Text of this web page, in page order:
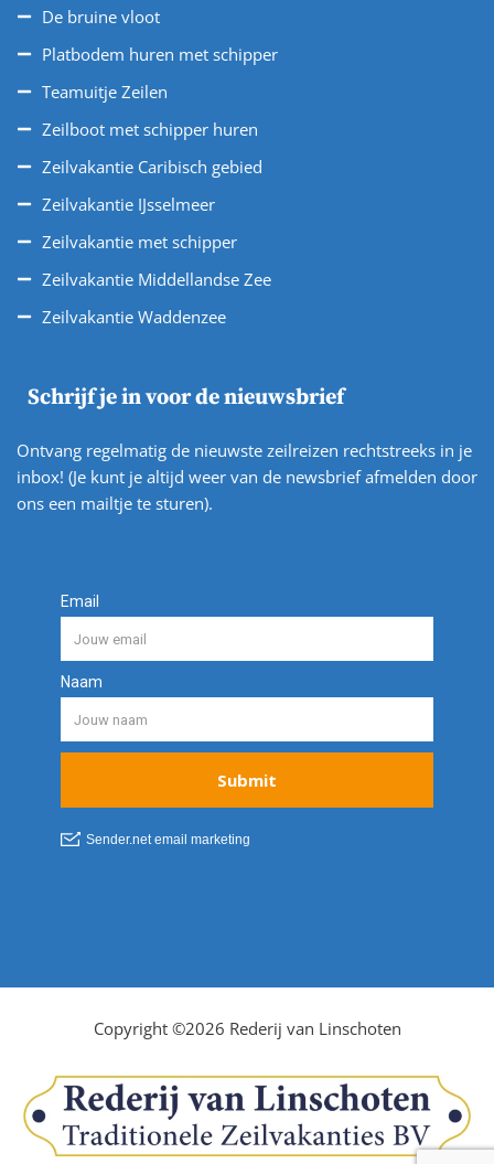
De bruine vloot
Platbodem huren met schipper
Teamuitje Zeilen
Zeilboot met schipper huren
Zeilvakantie Caribisch gebied
Zeilvakantie IJsselmeer
Zeilvakantie met schipper
Zeilvakantie Middellandse Zee
Zeilvakantie Waddenzee
Schrijf je in voor de nieuwsbrief
Ontvang regelmatig de nieuwste zeilreizen rechtstreeks in je
inbox! (Je kunt je altijd weer van de newsbrief afmelden door
ons een mailtje te sturen).
Copyright ©2026 Rederij van Linschoten